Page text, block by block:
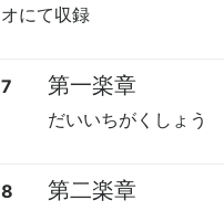
オにて収録
7 第一楽章
だいいちがくしょう
8 第二楽章